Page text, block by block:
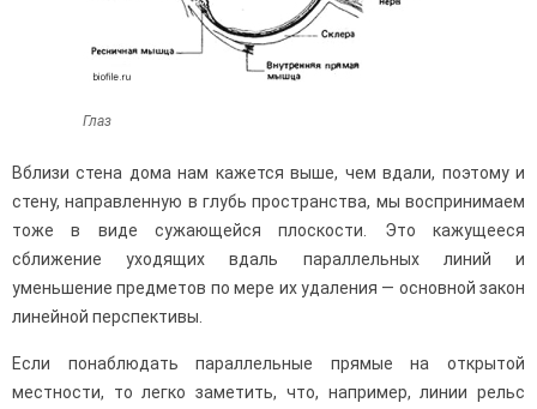
Глаз
Вблизи стена дома нам кажется выше, чем вдали, поэтому и
стену, направлен­ную в глубь пространства, мы воспринимаем
тоже в виде сужающейся плоскости. Это кажущееся
сближение уходящих вдаль параллельных линий и
уменьшение предметов по мере их удаления — основной закон
линейной перспективы.
Если понаблюдать параллельные прямые на открытой
местности, то легко заметить, что, например, линии рельс